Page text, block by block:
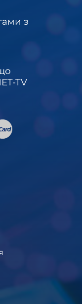
з
TV